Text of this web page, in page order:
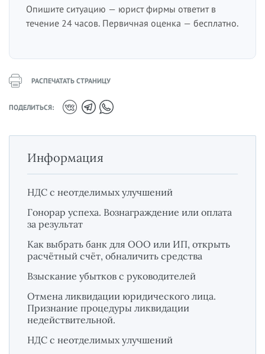
Опишите ситуацию — юрист фирмы ответит в
течение 24 часов. Первичная оценка — бесплатно.
РАСПЕЧАТАТЬ СТРАНИЦУ
ПОДЕЛИТЬСЯ:
Информация
НДС с неотделимых улучшений
Гонорар успеха. Вознаграждение или оплата
за результат
Как выбрать банк для ООО или ИП, открыть
расчётный счёт, обналичить средства
Взыскание убытков с руководителей
Отмена ликвидации юридического лица.
Признание процедуры ликвидации
недействительной.
НДС с неотделимых улучшений